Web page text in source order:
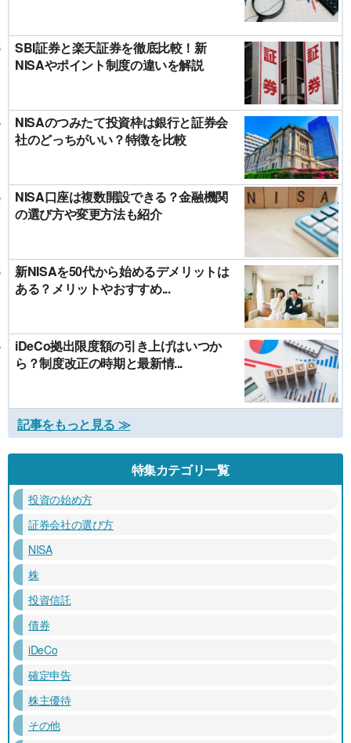
SBI証券と楽天証券を徹底比較！新
NISAやポイント制度の違いを解説
NISAのつみたて投資枠は銀行と証券会
社のどっちがいい？特徴を比較
NISA口座は複数開設できる？金融機関
の選び方や変更方法も紹介
新NISAを50代から始めるデメリットは
ある？メリットやおすすめ...
iDeCo拠出限度額の引き上げはいつか
ら？制度改正の時期と最新情...
記事をもっと見る ≫
特集カテゴリ一覧
投資の始め方
証券会社の選び方
NISA
株
投資信託
債券
iDeCo
確定申告
株主優待
その他